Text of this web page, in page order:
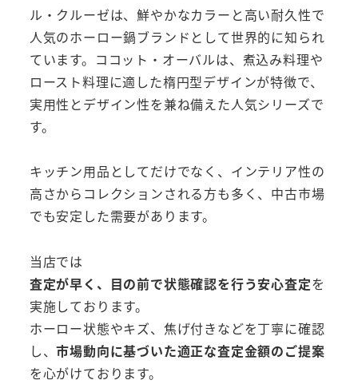
ル・クルーゼは、鮮やかなカラーと高い耐久性で
人気のホーロー鍋ブランドとして世界的に知られ
ています。ココット・オーバルは、煮込み料理や
ロースト料理に適した楕円型デザインが特徴で、
実用性とデザイン性を兼ね備えた人気シリーズで
す。
キッチン用品としてだけでなく、インテリア性の
高さからコレクションされる方も多く、中古市場
でも安定した需要があります。
当店では
査定が早く、目の前で状態確認を行う安心査定を
実施しております。
ホーロー状態やキズ、焦げ付きなどを丁寧に確認
し、市場動向に基づいた適正な査定金額のご提案
を心がけております。